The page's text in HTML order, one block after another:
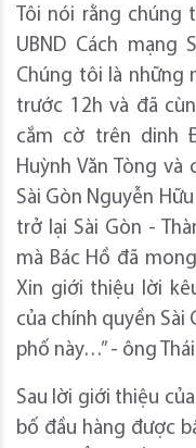
Tôi nói rằng chúng
UBND Cách mạng
Chúng tôi là những
trước 12h và đã
cắm cờ trên dinh
Huỳnh Văn Tòng và
Sài Gòn Nguyễn
trở lại Sài Gòn -
mà Bác Hồ đã
Xin giới thiệu lời
của chính quyền Sài
phố này…” - ông
Sau lời giới thiệu
bố đầu hàng được